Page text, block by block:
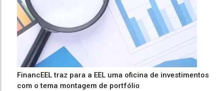
FinancEEL traz para a EEL uma oficina de investimentos
com o tema montagem de portfólio